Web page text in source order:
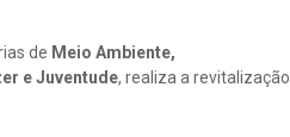
de Meio Ambiente,
e Juventude, realiza a